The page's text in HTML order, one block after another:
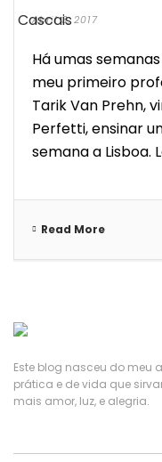
Abril 3, 2017
Há umas
meu primeiro
Tarik Van Prehn,
Perfetti, ensinar
semana a Lisboa.
Read More
Este blog nasceu do meu
prática e de vida que
mais amor, luz, e alegria.